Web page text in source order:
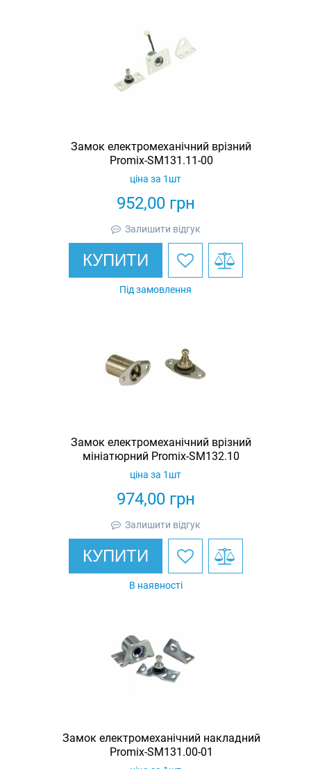
Замок електромеханічний врізний
Promix-SM131.11-00
952,00грн
ціна за 1шт
Залишити відгук
КУПИТИ
Під замовлення
Замок електромеханічний врізний
мініатюрний Promix-SM132.10
974,00грн
ціна за 1шт
Залишити відгук
КУПИТИ
В наявності
Замок електромеханічний накладний
Promix-SM131.00-01